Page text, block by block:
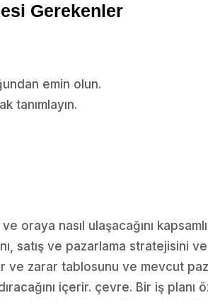
Gerekenler
emin olun.
tanımlayın.
oraya nasıl ulaşacağını
satış ve pazarlama stratejisini
zarar tablosunu ve mevcut
içerir. çevre. Bir iş planı